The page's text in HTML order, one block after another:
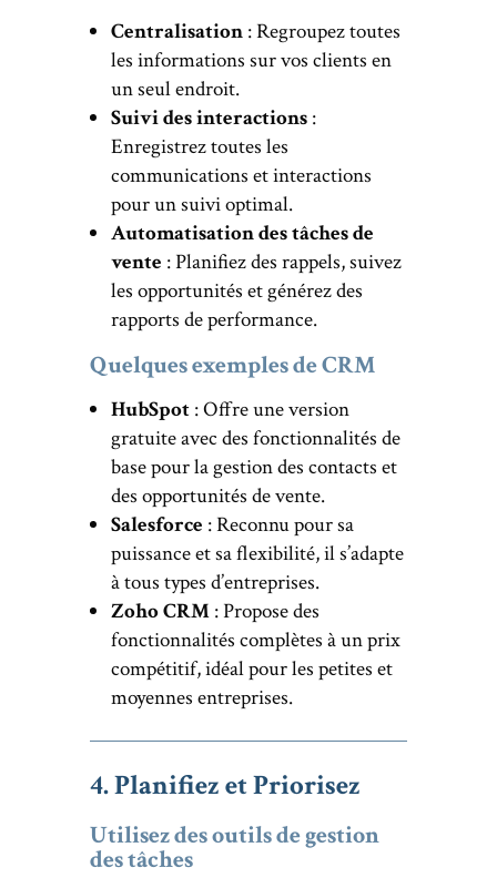
Centralisation: Regroupez toutes
les informations sur vos clients en
un seul endroit.
Suivi des interactions:
Enregistrez toutes les
communications et interactions
pour un suivi optimal.
Automatisation des tâches de
vente : Planifiez des rappels, suivez
les opportunités et générez des
rapports de performance.
Quelques exemples de CRM
HubSpot: Offre une version
gratuite avec des fonctionnalités de
base pour la gestion des contacts et
des opportunités de vente.
Salesforce : Reconnu pour sa
puissance et sa flexibilité, il s’adapte
à tous types d’entreprises.
Zoho CRM: Propose des
fonctionnalités complètes à un prix
compétitif, idéal pour les petites et
moyennes entreprises.
4. Planifiez et Priorisez
Utilisez des outils de gestion
des tâches